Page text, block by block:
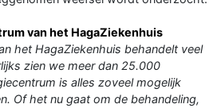
van het HagaZiekenhuis
het HagaZiekenhuis behandelt veel
zien we meer dan 25.000
is alles zoveel mogelijk
Of het nu gaat om de behandeling,